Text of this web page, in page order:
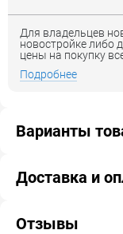
Для владельцев
новостройке либо
цены на покупку
Подробнее
Варианты
Доставка и
Отзывы